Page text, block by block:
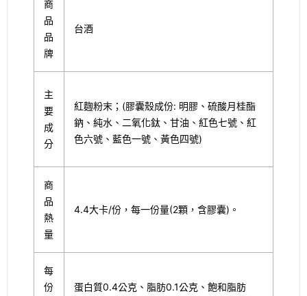
商
品
品
牌
台酒
主
要
成
分
紅麴粉末；(膠囊殼成份: 明膠、硫酸月桂酯
鈉、純水、二氧化鈦、甘油、紅色七號、紅
色六號、藍色一號、黃色四號)
商
品
熱
量
4.4大卡/份，每一份量(2顆，含膠囊)。
每
份
蛋白質0.4公克、脂肪0.1公克、飽和脂肪